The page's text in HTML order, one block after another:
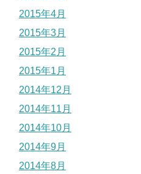
2015年4月
2015年3月
2015年2月
2015年1月
2014年12月
2014年11月
2014年10月
2014年9月
2014年8月